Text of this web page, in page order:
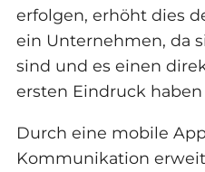
erfolgen, erhöht dies
ein Unternehmen, da
sind und es einen
ersten Eindruck haben
Durch eine mobile
Kommunikation